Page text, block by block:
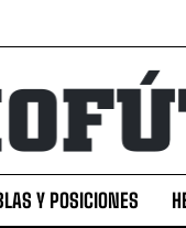
Y POSICIONES